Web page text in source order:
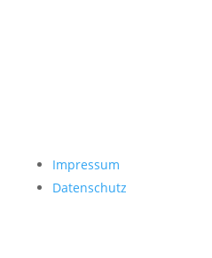
Impressum
Datenschutz